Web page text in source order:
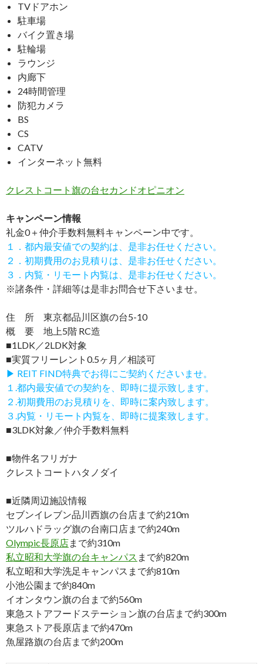
TVドアホン
駐車場
バイク置き場
駐輪場
ラウンジ
内廊下
24時間管理
防犯カメラ
BS
CS
CATV
インターネット無料
クレストコート旗の台セカンドオピニオン
キャンペーン情報
礼金0＋仲介手数料無料キャンペーン中です。
１．都内最安値での契約は、是非お任せください。
２．初期費用のお見積りは、是非お任せください。
３．内覧・リモート内覧は、是非お任せください。
※諸条件・詳細等は是非お問合せ下さいませ。
住 所 東京都品川区旗の台5-10
概 要 地上5階 RC造
■1LDK／2LDK対象
■実質フリーレント0.5ヶ月／相談可
▶ REIT FIND特典でお得にご契約くださいませ。
１.都内最安値での契約を、即時に提示致します。
２.初期費用のお見積りを、即時に案内致します。
３.内覧・リモート内覧を、即時に提案致します。
■3LDK対象／仲介手数料無料
■物件名フリガナ
クレストコートハタノダイ
■近隣周辺施設情報
セブンイレブン品川西旗の台店まで約210m
ツルハドラッグ旗の台南口店まで約240m
Olympic長原店まで約310m
私立昭和大学旗の台キャンパス まで約820m
私立昭和大学洗足キャンパスまで約810m
小池公園まで約840m
イオンタウン旗の台まで約560m
東急ストアフードステーション旗の台店まで約300m
東急ストア長原店まで約470m
魚屋路旗の台店まで約200m